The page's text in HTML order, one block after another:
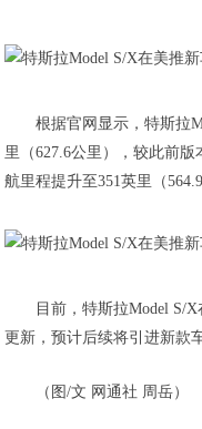
根据官网显示，特斯拉
里（627.6公里），较此前
航里程提升至351英里（
目前，特斯拉Model S/
更新，预计后续将引进新款
（图/文 网通社 周岳）